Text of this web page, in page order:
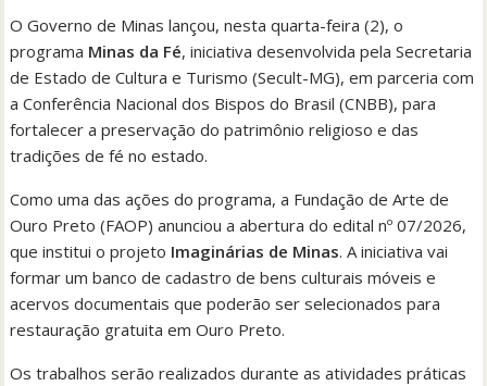
O Governo de Minas lançou, nesta quarta-feira (2), o
programa Minas da Fé, iniciativa desenvolvida pela Secretaria
de Estado de Cultura e Turismo (Secult-MG), em parceria com
a Conferência Nacional dos Bispos do Brasil (CNBB), para
fortalecer a preservação do patrimônio religioso e das
tradições de fé no estado.
Como uma das ações do programa, a Fundação de Arte de
Ouro Preto (FAOP) anunciou a abertura do edital nº 07/2026,
que institui o projeto Imaginárias de Minas. A iniciativa vai
formar um banco de cadastro de bens culturais móveis e
acervos documentais que poderão ser selecionados para
restauração gratuita em Ouro Preto.
Os trabalhos serão realizados durante as atividades práticas